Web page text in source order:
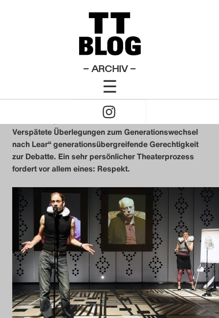
– ARCHIV –
☰
Click
to
Open
Naviagtion
2009
Das Theatertreffen-
2010
Das Theatertreffen-
2011
Das Theatertreffen-
2012
Das Theatertreffen-
2013
Das Theatertreffen-
2014
Das Theatertreffen-
2015
Theatertreffen-Blog 2011
Erben will gelernt sein
Leopold Lippert
She She Pop und ihre Väter stellen in „Testament:
Verspätete Überlegungen zum Generationswechsel
nach Lear“ generationsübergreifende Gerechtigkeit
zur Debatte. Ein sehr persönlicher Theaterprozess
fordert vor allem eines: Respekt.